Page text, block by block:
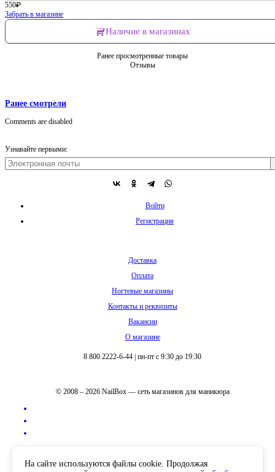
550₽
Забрать в магазине
Наличие в магазинах
Ранее просмотренные товары
Отзывы
Ранее смотрели
Comments are disabled
Узнавайте первыми:
Войти
Регистрация
Доставка
Оплата
Ногтевые магазины
Контакты и реквизиты
Вакансии
О магазине
8 800 2222-6-44 пн-пт с 9:30 до 19:30
© 2008 – 2026 NailBox — сеть магазинов для маникюра
На сайте используются файлы cookie. Продолжая